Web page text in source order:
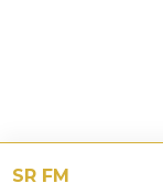
SR FM